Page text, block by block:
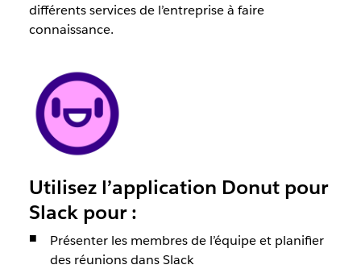
différents services de l’entreprise à faire
connaissance.
Utilisez l’application Donut pour
Slack pour :
Présenter les membres de l’équipe et planifier
des réunions dans Slack